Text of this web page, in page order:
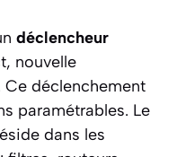
déclencheur
nouvelle
déclenchement
paramétrables. Le
dans les